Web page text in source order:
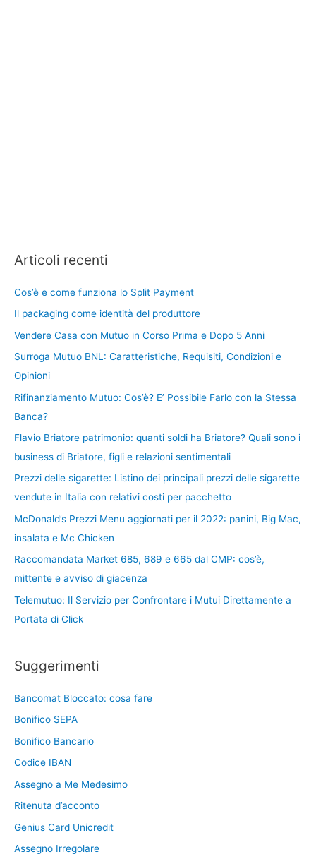
Articoli recenti
Cos’è e come funziona lo Split Payment
Il packaging come identità del produttore
Vendere Casa con Mutuo in Corso Prima e Dopo 5 Anni
Surroga Mutuo BNL: Caratteristiche, Requisiti, Condizioni e
Opinioni
Rifinanziamento Mutuo: Cos’è? E’ Possibile Farlo con la Stessa
Banca?
Flavio Briatore patrimonio: quanti soldi ha Briatore? Quali sono i
business di Briatore, figli e relazioni sentimentali
Prezzi delle sigarette: Listino dei principali prezzi delle sigarette
vendute in Italia con relativi costi per pacchetto
McDonald’s Prezzi Menu aggiornati per il 2022: panini, Big Mac,
insalata e Mc Chicken
Raccomandata Market 685, 689 e 665 dal CMP: cos’è,
mittente e avviso di giacenza
Telemutuo: Il Servizio per Confrontare i Mutui Direttamente a
Portata di Click
Suggerimenti
Bancomat Bloccato: cosa fare
Bonifico SEPA
Bonifico Bancario
Codice IBAN
Assegno a Me Medesimo
Ritenuta d’acconto
Genius Card Unicredit
Assegno Irregolare